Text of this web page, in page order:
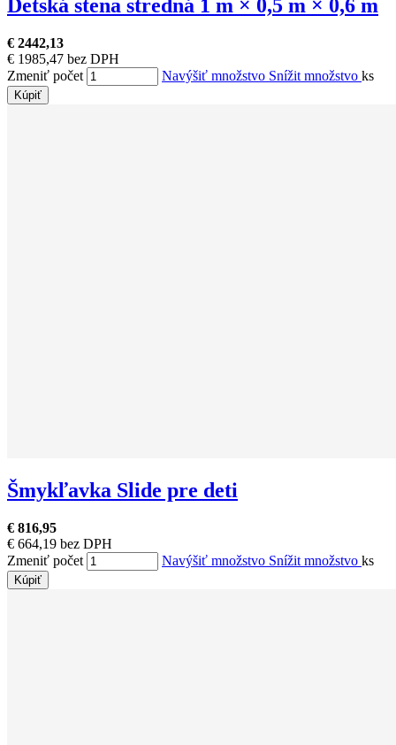
Detská stena stredná 1 m × 0,5 m × 0,6 m
€ 2442,13
€ 1985,47 bez DPH
Zmeniť počet
Navýšiť množstvo Snížit množstvo ks
Kúpiť
Šmykľavka Slide pre deti
€ 816,95
€ 664,19 bez DPH
Zmeniť počet
Navýšiť množstvo Snížit množstvo ks
Kúpiť